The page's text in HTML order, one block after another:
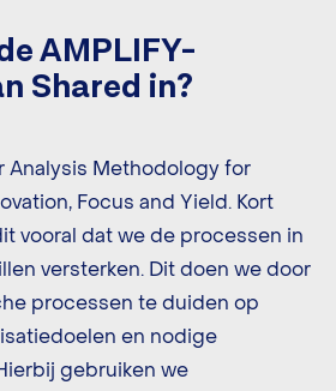
AMPLIFY-
Shared in?
Analysis Methodology for
Focus and Yield. Kort
vooral dat we de processen in
versterken. Dit doen we door
processen te duiden op
en nodige
gebruiken we